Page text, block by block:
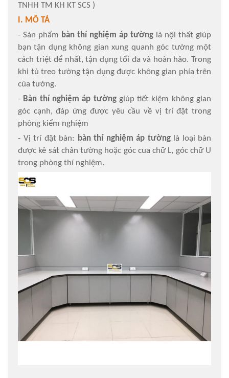
TNHH TM KH KT SCS )
I. MÔ TẢ
- Sản phẩm bàn thí nghiệm áp tường là nội thất giúp
bạn tận dụng không gian xung quanh góc tường một
cách triệt để nhất, tận dụng tối đa và hoàn hảo. Trong
khi tủ treo tường tận dụng được không gian phía trên
của tường.
- Bàn thí nghiệm áp tườnggiúp tiết kiệm không gian
góc cạnh, đáp ứng được yêu cầu về vị trí đặt trong
phòng kiểm nghiệm
- Vị trí đặt bàn:
bàn thí nghiệm áp tườnglà loại bàn
được kê sát chân tường hoặc góc cua chữ L, góc chữ U
trong phòng thí nghiệm.